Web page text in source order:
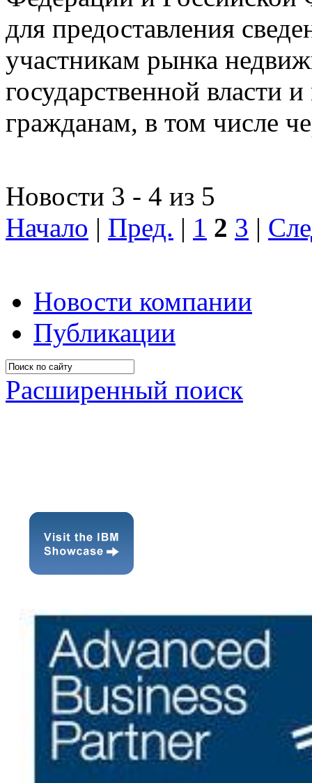
для предоставления
участникам рынка
государственной власти
гражданам, в том числе
Новости 3 - 4 из 5
Начало | Пред. | 1 2 3 |
Новости компании
Публикации
Расширенный поиск